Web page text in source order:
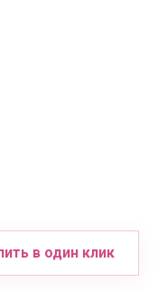
в один клик